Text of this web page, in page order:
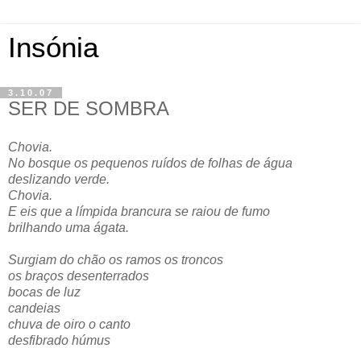
Insónia
3.10.07
SER DE SOMBRA
Chovia.
No bosque os pequenos ruídos de folhas de água
deslizando verde.
Chovia.
E eis que a límpida brancura se raiou de fumo
brilhando uma ágata.
Surgiam do chão os ramos os troncos
os braços desenterrados
bocas de luz
candeias
chuva de oiro o canto
desfibrado húmus